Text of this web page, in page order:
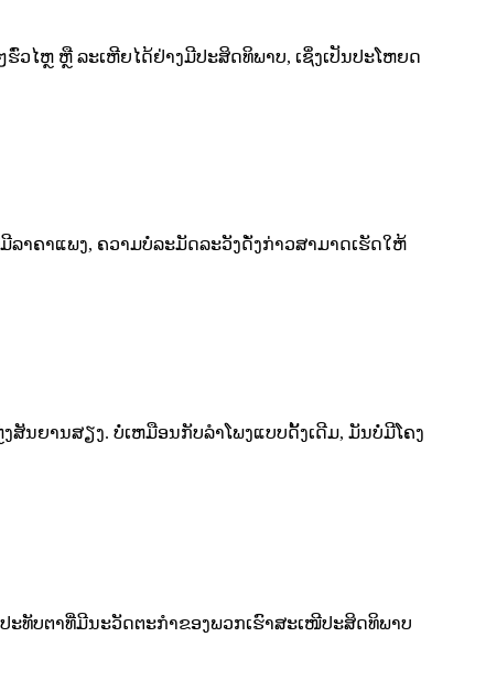
ໄຫຼ ຫຼື ລະເຫີຍໄດ້ຢ່າງມີປະສິດທິພາບ, ເຊິ່ງເປັນປະໂຫຍດ
າຄາແພງ, ຄວາມບໍ່ລະມັດລະວັງດັ່ງກ່າວສາມາດເຮັດໃຫ້
ງສັນຍານສຽງ. ບໍ່ເຫມືອນກັບລຳໂພງແບບດັ້ງເດີມ, ມັນບໍ່ມີໂຄງ
ະທັບຕາທີ່ມີນະວັດຕະກໍາຂອງພວກເຮົາສະເໜີປະສິດທິພາບ